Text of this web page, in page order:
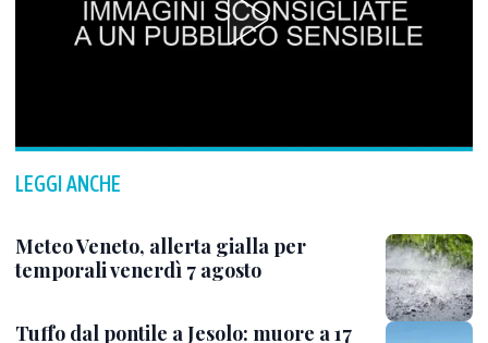
LEGGI ANCHE
Meteo Veneto, allerta gialla per
temporali venerdì 7 agosto
Tuffo dal pontile a Jesolo: muore a 17